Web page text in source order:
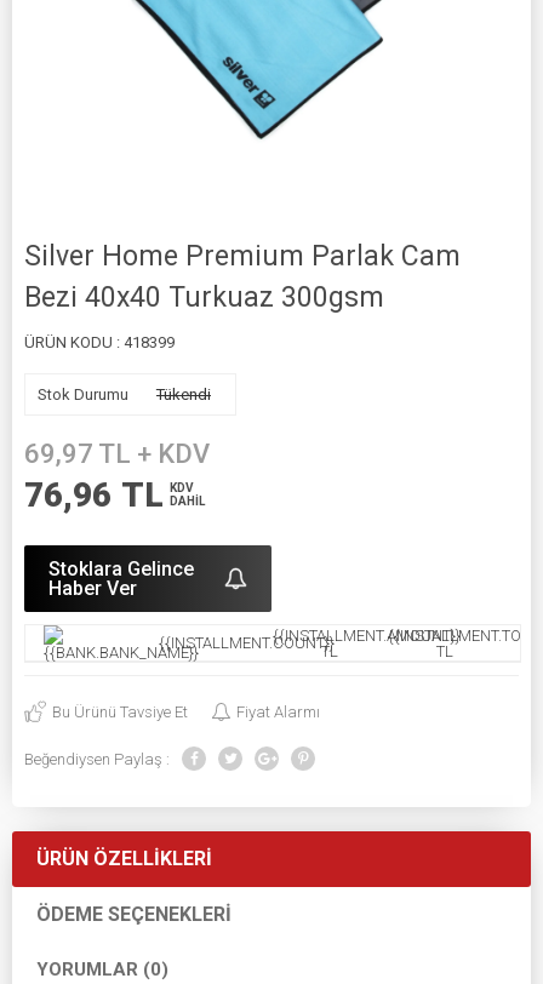
Silver Home Premium Parlak Cam
Bezi 40x40 Turkuaz 300gsm
ÜRÜN KODU : 418399
Stok Durumu Tükendi
69,97 TL + KDV
76,96 TL
KDV
DAHİL
Stoklara Gelince
Haber Ver
{{INSTALLMENT.COUNT}}{{INSTALLMENT.AMOUNT}}
TL
TL
Bu Ürünü Tavsiye Et Fiyat Alarmı
Beğendiysen Paylaş :
ÜRÜN ÖZELLIKLERI
ÖDEME SEÇENEKLERI
YORUMLAR (0)